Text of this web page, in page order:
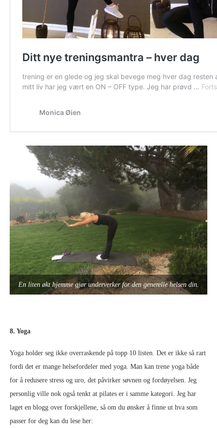
En liten økt hjemme gjør underverker for den generelle helsen din.
8. Yoga
Yoga holder seg ikke overraskende på topp 10 listen. Det er ikke så rart
fordi det er mange helsefordeler med yoga. Man kan trene yoga både
for å redusere stress og uro, det påvirker søvnen og fordøyelsen. Jeg
personlig ville nok også tenkt at pilates er i samme kategori. Jeg har
laget en blogg over forskjellene, så om du ønsker å finne ut hva som
passer for deg kan du lese her: